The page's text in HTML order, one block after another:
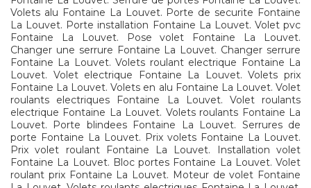
Volets alu Fontaine La Louvet. Porte de securite Fontaine
La Louvet. Porte installation Fontaine La Louvet. Volet pvc
Fontaine La Louvet. Pose volet Fontaine La Louvet.
Changer une serrure Fontaine La Louvet. Changer serrure
Fontaine La Louvet. Volets roulant electrique Fontaine La
Louvet. Volet electrique Fontaine La Louvet. Volets prix
Fontaine La Louvet. Volets en alu Fontaine La Louvet. Volet
roulants electriques Fontaine La Louvet. Volet roulants
electrique Fontaine La Louvet. Volets roulants Fontaine La
Louvet. Porte blindees Fontaine La Louvet. Serrures de
porte Fontaine La Louvet. Prix volets Fontaine La Louvet.
Prix volet roulant Fontaine La Louvet. Installation volet
Fontaine La Louvet. Bloc portes Fontaine La Louvet. Volet
roulant prix Fontaine La Louvet. Moteur de volet Fontaine